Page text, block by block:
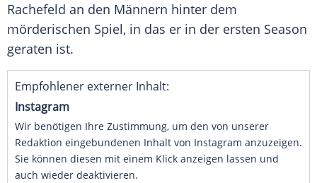
Rachefeld an den Männern hinter dem
mörderischen Spiel, in das er in der ersten Season
geraten ist.
Empfohlener externer Inhalt:
Instagram
Wir benötigen Ihre Zustimmung, um den von unserer
Redaktion eingebundenen Inhalt von Instagram anzuzeigen.
Sie können diesen mit einem Klick anzeigen lassen und
auch wieder deaktivieren.